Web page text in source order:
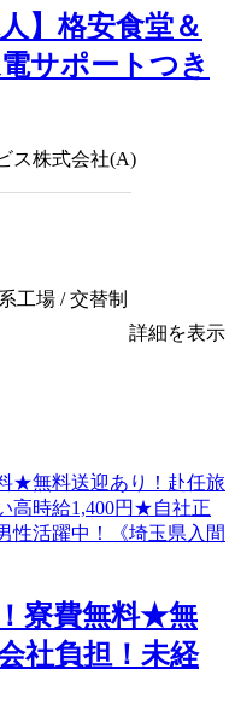
】格安食堂＆
サポートつき
ス株式会社(A)
工場 / 交替制
詳細を表示
寮費無料★無
社負担！未経